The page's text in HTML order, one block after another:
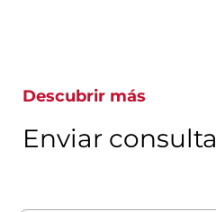
Descubrir más
Enviar consulta